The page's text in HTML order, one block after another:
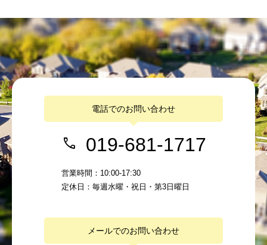
電話でのお問い合わせ
019-681-1717
営業時間：10:00-17:30
定休日：毎週水曜・祝日・第3日曜日
メールでのお問い合わせ